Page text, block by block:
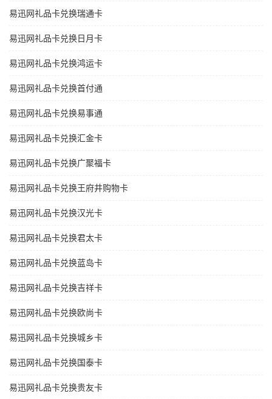
易迅网礼品卡兑换瑞通卡
易迅网礼品卡兑换日月卡
易迅网礼品卡兑换鸿运卡
易迅网礼品卡兑换首付通
易迅网礼品卡兑换易事通
易迅网礼品卡兑换汇金卡
易迅网礼品卡兑换广聚福卡
易迅网礼品卡兑换王府井购物卡
易迅网礼品卡兑换汉光卡
易迅网礼品卡兑换君太卡
易迅网礼品卡兑换蓝岛卡
易迅网礼品卡兑换吉祥卡
易迅网礼品卡兑换欧尚卡
易迅网礼品卡兑换城乡卡
易迅网礼品卡兑换国泰卡
易迅网礼品卡兑换贵友卡